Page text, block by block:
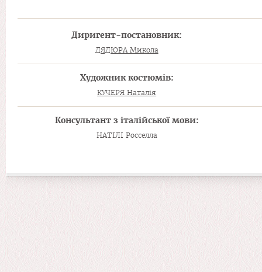
Диригент-постановник:
ДЯДЮРА Микола
Художник костюмів:
КУЧЕРЯ Наталія
Консультант з італійської мови:
НАТІЛІ Росселла